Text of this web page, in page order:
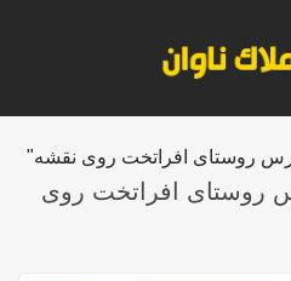
روستای افراتخت روی نقشه"
روستای افراتخت روی